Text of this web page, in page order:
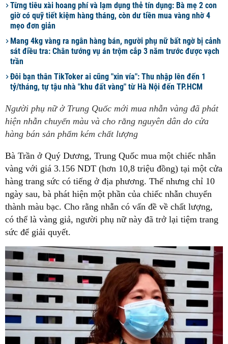
Từng tiêu xài hoang phí và lạm dụng thẻ tín dụng: Bà mẹ 2 con
giờ có quỹ tiết kiệm hàng tháng, còn dư tiền mua vàng nhờ 4
mẹo đơn giản
Mang 4kg vàng ra ngân hàng bán, người phụ nữ bất ngờ bị cảnh
sát điều tra: Chân tướng vụ án trộm cắp 3 năm trước được vạch
trần
Đôi bạn thân TikToker ai cũng "xin vía": Thu nhập lên đến 1
tỷ/tháng, tự tậu nhà "khu đất vàng" từ Hà Nội đến TP.HCM
Người phụ nữ ở Trung Quốc mới mua nhẫn vàng đã phát
hiện nhẫn chuyển màu và cho rằng nguyên dân do cửa
hàng bán sản phẩm kém chất lượng
Bà Trần ở Quý Dương, Trung Quốc mua một chiếc nhẫn
vàng với giá 3.156 NDT (hơn 10,8 triệu đồng) tại một cửa
hàng trang sức có tiếng ở địa phương. Thế nhưng chỉ 10
ngày sau, bà phát hiện một phần của chiếc nhẫn chuyển
thành màu bạc. Cho rằng nhẫn có vấn đề về chất lượng,
có thể là vàng giả, người phụ nữ này đã trở lại tiệm trang
sức để giải quyết.